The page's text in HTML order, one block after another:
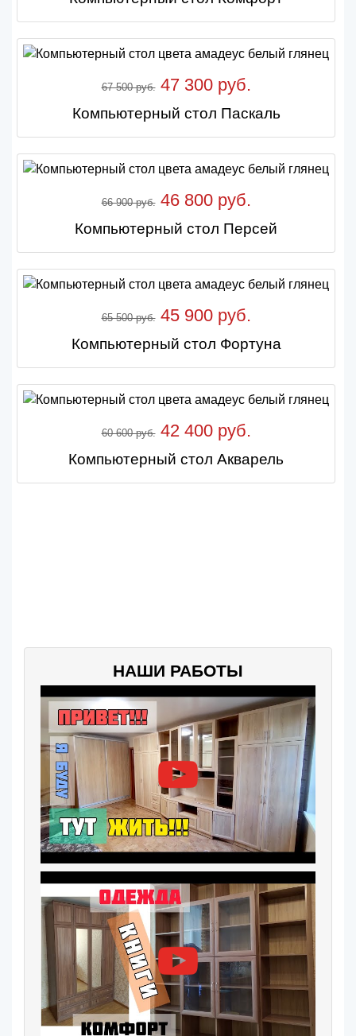
67 500 руб.47 300 руб.
Компьютерный стол Паскаль
66 900 руб.46 800 руб.
Компьютерный стол Персей
65 500 руб.45 900 руб.
Компьютерный стол Фортуна
60 600 руб.42 400 руб.
Компьютерный стол Акварель
НАШИ РАБОТЫ